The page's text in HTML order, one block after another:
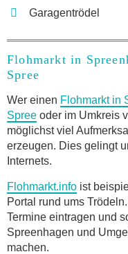
Garagentrödel
Flohmarkt in
Spree
Wer einen Flohmarkt in
Spree oder im Umkreis
möglichst viel
erzeugen. Dies gelingt
Internets.
Flohmarkt.info ist
Portal rund ums
Termine eintragen und
Spreenhagen und
machen.